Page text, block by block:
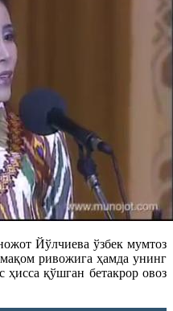
Йўлчиева ўзбек мумтоз
ривожига ҳамда унинг
ҳисса қўшган бетакрор овоз